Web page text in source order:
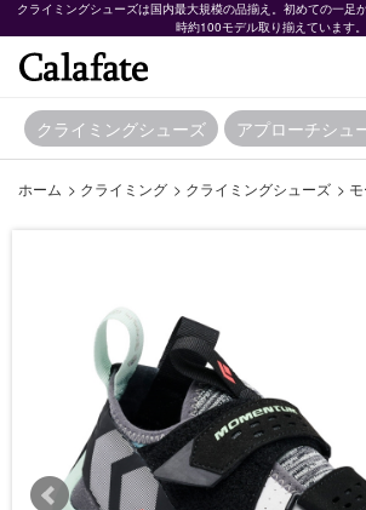
クライミングシューズは国内最大規模の品揃え。初めての一足
時約100モデル取り揃えています。
クライミングシューズ アプローチシュ
ホーム > クライミング > クライミングシューズ >